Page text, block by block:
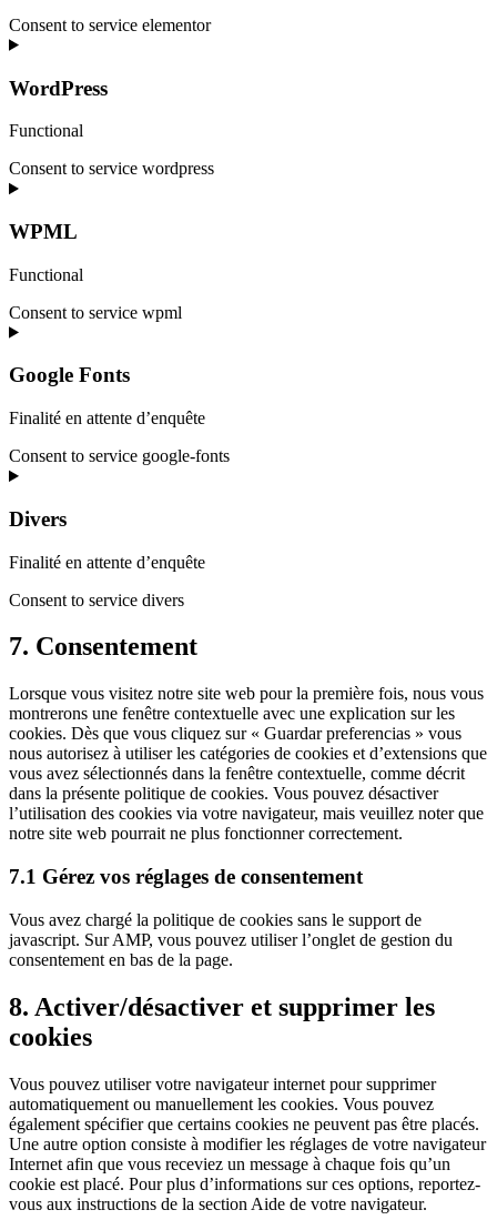
Consent to service elementor
WordPress
Functional
Consent to service wordpress
WPML
Functional
Consent to service wpml
Google Fonts
Finalité en attente d’enquête
Consent to service google-fonts
Divers
Finalité en attente d’enquête
Consent to service divers
7. Consentement
Lorsque vous visitez notre site web pour la première fois, nous vous
montrerons une fenêtre contextuelle avec une explication sur les
cookies. Dès que vous cliquez sur « Guardar preferencias » vous
nous autorisez à utiliser les catégories de cookies et d’extensions que
vous avez sélectionnés dans la fenêtre contextuelle, comme décrit
dans la présente politique de cookies. Vous pouvez désactiver
l’utilisation des cookies via votre navigateur, mais veuillez noter que
notre site web pourrait ne plus fonctionner correctement.
7.1 Gérez vos réglages de consentement
Vous avez chargé la politique de cookies sans le support de
javascript. Sur AMP, vous pouvez utiliser l’onglet de gestion du
consentement en bas de la page.
8. Activer/désactiver et supprimer les
cookies
Vous pouvez utiliser votre navigateur internet pour supprimer
automatiquement ou manuellement les cookies. Vous pouvez
également spécifier que certains cookies ne peuvent pas être placés.
Une autre option consiste à modifier les réglages de votre navigateur
Internet afin que vous receviez un message à chaque fois qu’un
cookie est placé. Pour plus d’informations sur ces options, reportez-
vous aux instructions de la section Aide de votre navigateur.